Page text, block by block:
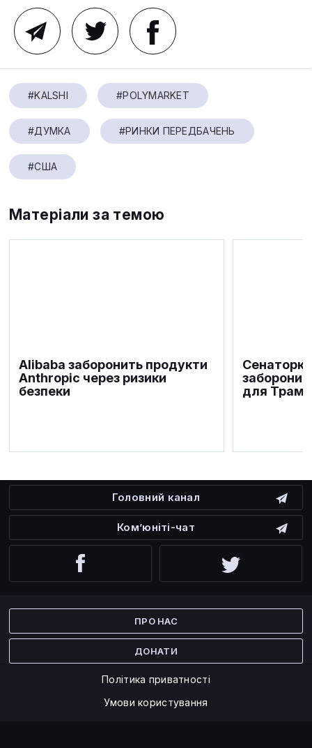
#KALSHI #POLYMARKET
#ДУМКА #РИНКИ ПЕРЕДБАЧЕНЬ
#США
Матеріали за темою
Alibaba заборонить продукти
Anthropic через ризики
безпеки
для
Головний канал
Ком’юніті-чат
ПРО НАС
ДОНАТИ
Політика приватності
Умови користування